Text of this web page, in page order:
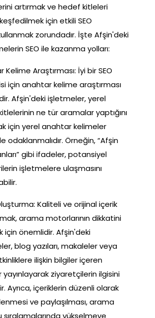
artırmak ve hedef kitleleri
için etkili SEO
zorundadır. İşte Afşin'deki
SEO ile kazanma yolları:
Kelime Araştırması: İyi bir SEO
için anahtar kelime araştırması
Afşin'deki işletmeler, yerel
ne tür aramalar yaptığını
için yerel anahtar kelimeler
odaklanmalıdır. Örneğin, “Afşin
gibi ifadeler, potansiyel
işletmelere ulaşmasını
Kaliteli ve orijinal içerik
arama motorlarının dikkatini
için önemlidir. Afşin'deki
blog yazıları, makaleler veya
ilişkin bilgiler içeren
yayınlayarak ziyaretçilerin ilgisini
Ayrıca, içeriklerin düzenli olarak
ve paylaşılması, arama